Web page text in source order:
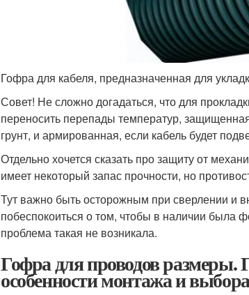
Гофра для кабеля, предназначенная для
Совет! Не сложно догадаться, что для
переносить перепады температур,
грунт, и армированная, если кабель будет
Отдельно хочется сказать про защиту от
имеет некоторый запас прочности, но
Тут важно быть осторожным при сверлении и
побеспокоиться о том, чтобы в наличии была
проблема такая не возникала.
Гофра для проводов размеры.
особенности монтажа и выбора